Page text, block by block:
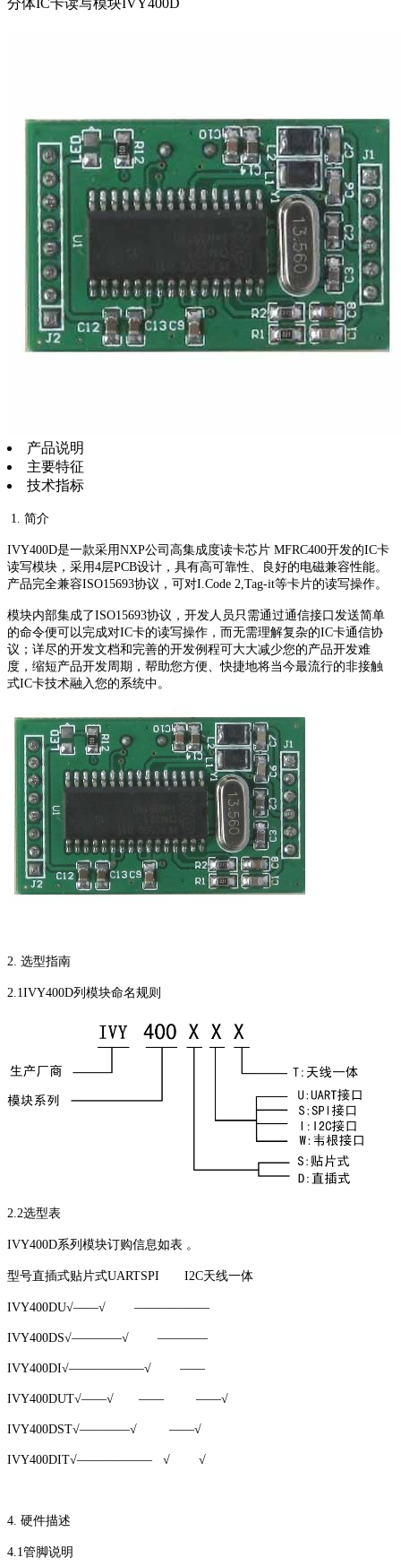
产品说明
主要特征
技术指标
1. 简介
IVY400D是一款采用NXP公司高集成度读卡芯片 MFRC400开发的IC卡
读写模块，采用4层PCB设计，具有高可靠性、良好的电磁兼容性能。
产品完全兼容ISO15693协议，可对I.Code 2,Tag-it等卡片的读写操作。
模块内部集成了ISO15693协议，开发人员只需通过通信接口发送简单
的命令便可以完成对IC卡的读写操作，而无需理解复杂的IC卡通信协
议；详尽的开发文档和完善的开发例程可大大减少您的产品开发难
度，缩短产品开发周期，帮助您方便、快捷地将当今最流行的非接触
式IC卡技术融入您的系统中。
2. 选型指南
2.1IVY400D列模块命名规则
2.2选型表
IVY400D系列模块订购信息如表 。
型号直插式贴片式UARTSPI I2C天线一体
IVY400DU√——√ ——————
IVY400DS√————√ ————
IVY400DI√——————√ ——
IVY400DUT√——√ —— ——√
IVY400DST√————√ ——√
IVY400DIT√—————— √ √
4. 硬件描述
4.1管脚说明